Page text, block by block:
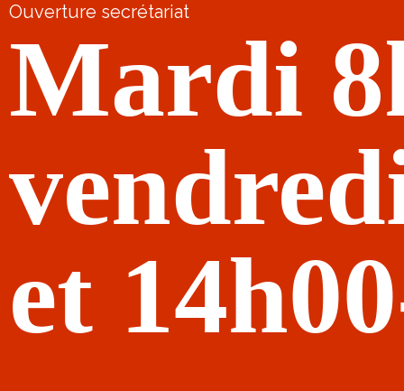
Ouverture secrétariat
Mardi
et